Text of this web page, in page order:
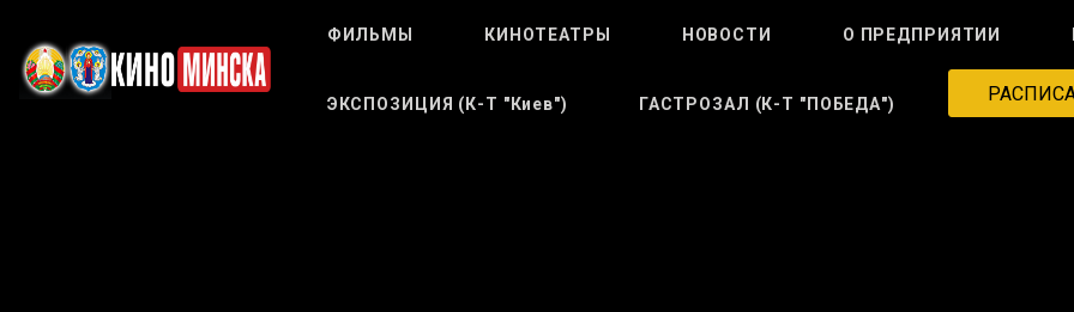
ФИЛЬМЫ КИНОТЕАТРЫ НОВОСТИ О ПРЕДПРИЯТИИ
ЭКСПОЗИЦИЯ (к-Т "Киев") ГАСТРОЗАЛ (к-Т "ПОБЕДА")